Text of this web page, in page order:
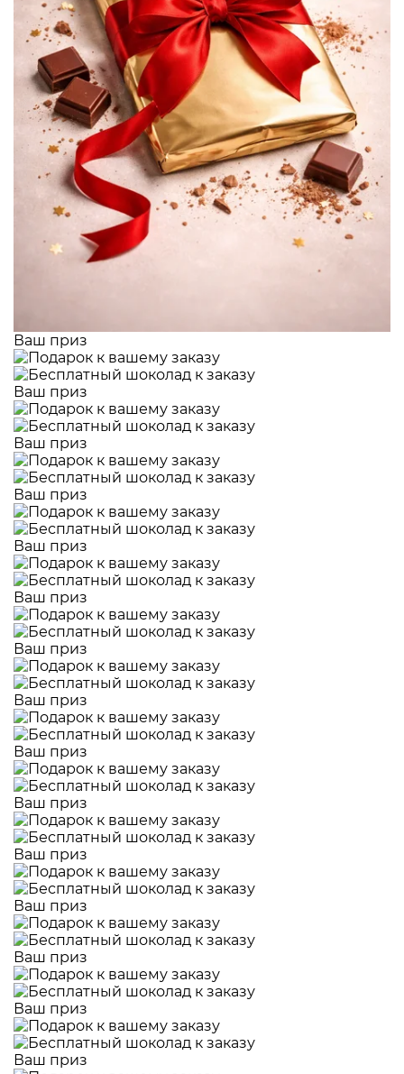
Ваш приз
Ваш приз
Ваш приз
Ваш приз
Ваш приз
Ваш приз
Ваш приз
Ваш приз
Ваш приз
Ваш приз
Ваш приз
Ваш приз
Ваш приз
Ваш приз
Ваш приз